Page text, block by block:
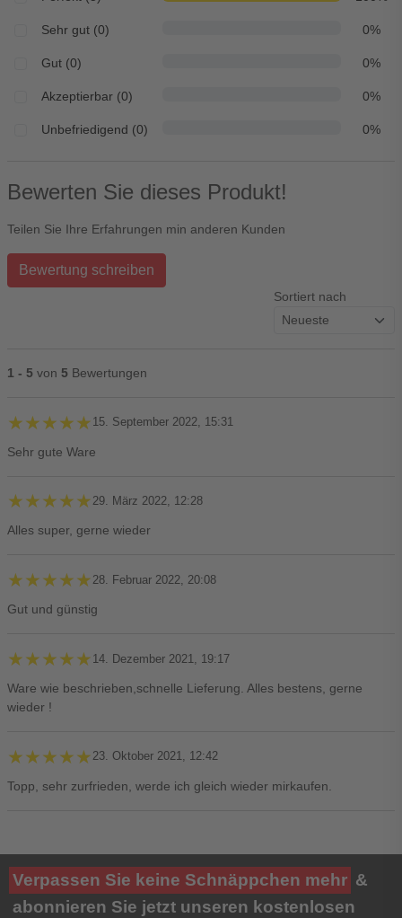
Sehr gut (0) 0%
Gut (0) 0%
Akzeptierbar (0) 0%
Unbefriedigend (0) 0%
Bewerten Sie dieses Produkt!
Teilen Sie Ihre Erfahrungen min anderen Kunden
Bewertung schreiben
Sortiert nach
1 - 5 von 5 Bewertungen
★★★★★
★★★★★ 15. September 2022, 15:31
Sehr gute Ware
★★★★★
★★★★★ 29. März 2022, 12:28
Alles super, gerne wieder
★★★★★
★★★★★ 28. Februar 2022, 20:08
Gut und günstig
★★★★★
★★★★★ 14. Dezember 2021, 19:17
Ware wie beschrieben,schnelle Lieferung. Alles bestens, gerne
wieder !
★★★★★
★★★★★ 23. Oktober 2021, 12:42
Topp, sehr zurfrieden, werde ich gleich wieder mirkaufen.
Ihre Bewertung**
★★★★★
Verpassen Sie keine Schnäppchen mehr &
abonnieren Sie jetzt unseren kostenlosen